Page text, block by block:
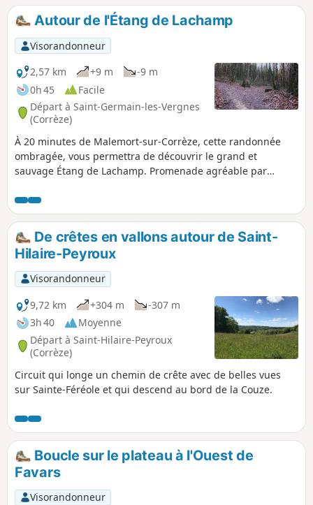
croise trois anciens moulins, inactifs à
ce jour mais reflétant la vie d'antan.
ATTENTION zone déboisée entre les
points 3 et 4, impraticable par temps de
pluie
Autour de l'Étang de Lachamp
Visorandonneur
2,57 km
+9 m
-9 m
0h 45
Facile
Départ à Saint-Germain-les-Vergnes
(Corrèze)
À 20 minutes de Malemort-sur-Corrèze, cette randonnée
ombragée, vous permettra de découvrir le grand et
sauvage Étang de Lachamp. Promenade agréable par
De crêtes en vallons autour de Saint-
Hilaire-Peyroux
Visorandonneur
9,72 km
+304 m
-307 m
3h 40
Moyenne
Départ à Saint-Hilaire-Peyroux
(Corrèze)
Circuit qui longe un chemin de crête avec de belles vues
sur Sainte-Féréole et qui descend au bord de la Couze.
Boucle sur le plateau à l'Ouest de
Favars
Visorandonneur